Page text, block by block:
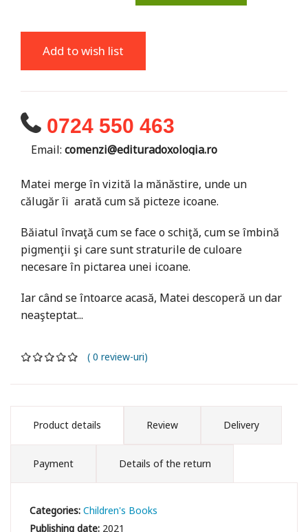
Add to wish list
0724 550 463
Email: comenzi@edituradoxologia.ro
Matei merge în vizită la mănăstire, unde un
călugăr îi arată cum să picteze icoane.
Băiatul învaţă cum se face o schiţă, cum se îmbină
pigmenţii şi care sunt straturile de culoare
necesare în pictarea unei icoane.
Iar când se întoarce acasă, Matei descoperă un dar
neaşteptat...
( 0 review-uri)
Product details Review Delivery
Payment Details of the return
Categories:Children's Books
Publishing date: 2021